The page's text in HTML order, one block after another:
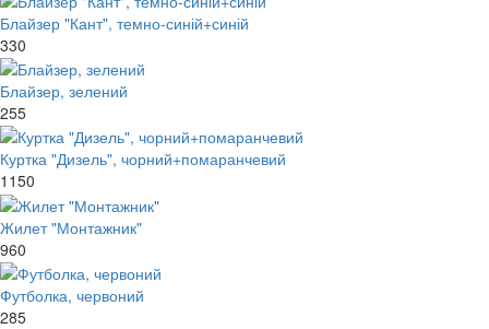
Блайзер "Кант", темно-синій+синій
330
Блайзер, зелений
255
Куртка "Дизель", чорний+помаранчевий
1150
Жилет "Монтажник"
960
Футболка, червоний
285